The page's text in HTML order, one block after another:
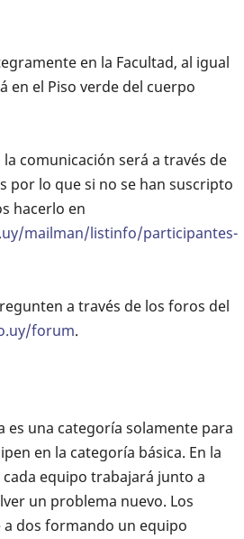
en la Facultad, al igual
en el Piso verde del cuerpo
comunicación será a través de
por lo que si no se han suscripto
hacerlo en
mailman/listinfo/participantes-
a través de los foros del
forum.
es una categoría solamente para
en la categoría básica. En la
equipo trabajará junto a
un problema nuevo. Los
dos formando un equipo